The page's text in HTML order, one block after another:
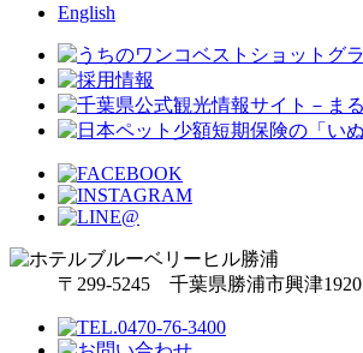
English
〒299-5245 千葉県勝浦市興津1920